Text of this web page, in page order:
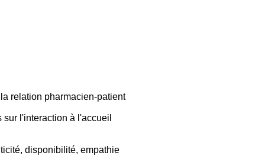
relation pharmacien-patient
l'interaction à l'accueil
disponibilité, empathie